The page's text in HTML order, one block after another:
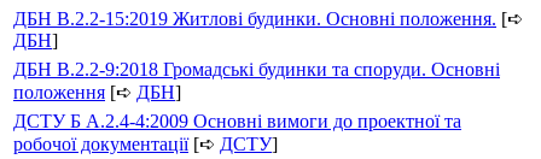
ДБН В.2.2-15:2019 Житлові будинки. Основні положення. [➪
ДБН]
ДБН В.2.2-9:2018 Громадські будинки та споруди. Основні
положення [➪ ДБН]
ДСТУ Б А.2.4-4:2009 Основні вимоги до проектної та
робочої документації[➪ ДСТУ]